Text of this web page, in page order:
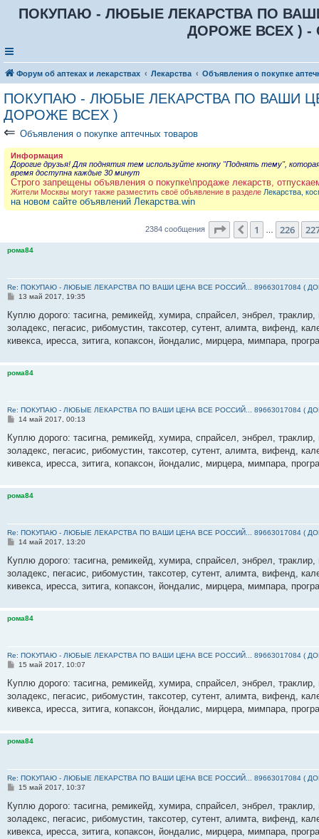
ПОКУПАЮ - ЛЮБЫЕ ЛЕКАРСТВА ПО ВАШИ
ДОРОЖЕ ВСЕХ ) -
Форум об аптеках и лекарствах Лекарства Объявления о покупке
ПОКУПАЮ - ЛЮБЫЕ ЛЕКАРСТВА ПО ВАШИ
ДОРОЖЕ ВСЕХ )
⇐ Объявления о покупке аптечных товаров
Информация
Дорогие друзья! Для поднятия тем используйте кнопку "Поднять тему",
время доступна каждые 30 минут
Строго запрещены объявления о покупке\продаже лекарств,
Жители Москвы могут также разместить своё объявление в разделе Лекарства,
на новом сайте объявлений Лекарства.win
2384 сообщения Страница 228из
Пред.
1 226
рома84
Re: ПОКУПАЮ - ЛЮБЫЕ ЛЕКАРСТВА ПО ВАШИ ЦЕНА ВСЕ РОССИЙ... 89663017084 (
С
о
б
щ
е
е
13 май 2017, 19:35
Куплю дорого: тасигна, ремикейд, хумира, спрайсел, энбрел,
золадекс, пегасис, рибомустин, таксотер, сутент, алимта, вифенд,
кивекса, иресса, зитига, копаксон, йондалис, мирцера, мимпара,
рома84
Re: ПОКУПАЮ - ЛЮБЫЕ ЛЕКАРСТВА ПО ВАШИ ЦЕНА ВСЕ РОССИЙ... 89663017084 (
С
о
б
щ
е
е
14 май 2017, 00:13
Куплю дорого: тасигна, ремикейд, хумира, спрайсел, энбрел,
золадекс, пегасис, рибомустин, таксотер, сутент, алимта, вифенд,
кивекса, иресса, зитига, копаксон, йондалис, мирцера, мимпара,
рома84
Re: ПОКУПАЮ - ЛЮБЫЕ ЛЕКАРСТВА ПО ВАШИ ЦЕНА ВСЕ РОССИЙ... 89663017084 (
С
о
б
щ
е
е
14 май 2017, 13:20
Куплю дорого: тасигна, ремикейд, хумира, спрайсел, энбрел,
золадекс, пегасис, рибомустин, таксотер, сутент, алимта, вифенд,
кивекса, иресса, зитига, копаксон, йондалис, мирцера, мимпара,
рома84
Re: ПОКУПАЮ - ЛЮБЫЕ ЛЕКАРСТВА ПО ВАШИ ЦЕНА ВСЕ РОССИЙ... 89663017084 (
С
о
б
щ
е
е
15 май 2017, 10:07
Куплю дорого: тасигна, ремикейд, хумира, спрайсел, энбрел,
золадекс, пегасис, рибомустин, таксотер, сутент, алимта, вифенд,
кивекса, иресса, зитига, копаксон, йондалис, мирцера, мимпара,
рома84
Re: ПОКУПАЮ - ЛЮБЫЕ ЛЕКАРСТВА ПО ВАШИ ЦЕНА ВСЕ РОССИЙ... 89663017084 (
С
о
б
щ
е
15 май 2017, 10:37
Куплю дорого: тасигна, ремикейд, хумира, спрайсел, энбрел,
золадекс, пегасис, рибомустин, таксотер, сутент, алимта, вифенд,
кивекса, иресса, зитига, копаксон, йондалис, мирцера, мимпара,